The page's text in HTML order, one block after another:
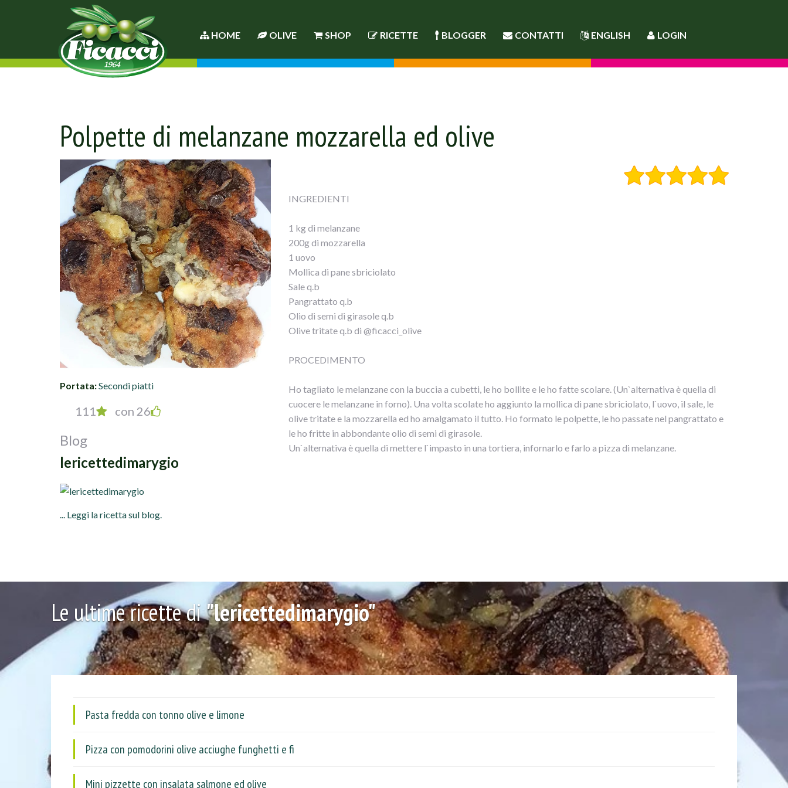
HOME OLIVE SHOP RICETTE BLOGGER CONTATTI ENGLISH LOGIN
Polpette di melanzane mozzarella ed olive
Portata:Secondi piatti
111 con 26
Blog
lericettedimarygio
... Leggi la ricetta sul blog.
INGREDIENTI
1 kg di melanzane
200g di mozzarella
1 uovo
Mollica di pane sbriciolato
Sale q.b
Pangrattato q.b
Olio di semi di girasole q.b
Olive tritate q.b di @ficacci_olive
PROCEDIMENTO
Ho tagliato le melanzane con la buccia a cubetti, le ho bollite e le ho fatte scolare. (Un`alternativa è quella di
cuocere le melanzane in forno). Una volta scolate ho aggiunto la mollica di pane sbriciolato, l`uovo, il sale, le
olive tritate e la mozzarella ed ho amalgamato il tutto. Ho formato le polpette, le ho passate nel pangrattato e
le ho fritte in abbondante olio di semi di girasole.
Un`alternativa è quella di mettere l`impasto in una tortiera, infornarlo e farlo a pizza di melanzane.
Le ultime ricette di"lericettedimarygio"
Pasta fredda con tonno olive e limone
Pizza con pomodorini olive acciughe funghetti e fi
Mini pizzette con insalata salmone ed olive